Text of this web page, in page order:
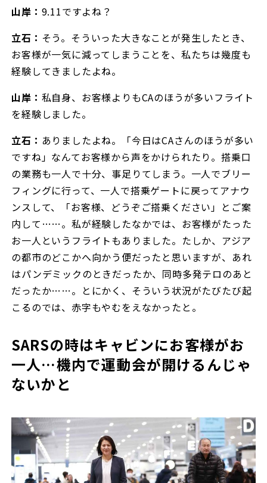
山岸： 9.11ですよね？
立石： そう。そういった大きなことが発生したとき、
お客様が一気に減ってしまうことを、私たちは幾度も
経験してきましたよね。
山岸： 私自身、お客様よりもCAのほうが多いフライト
を経験しました。
立石： ありましたよね。「今日はCAさんのほうが多い
ですね」なんてお客様から声をかけられたり。搭乗口
の業務も一人で十分、事足りてしまう。一人でブリー
フィングに行って、一人で搭乗ゲートに戻ってアナウ
ンスして、「お客様、どうぞご搭乗ください」とご案
内して……。私が経験したなかでは、お客様がたった
お一人というフライトもありました。たしか、アジア
の都市のどこかへ向かう便だったと思いますが、あれ
はパンデミックのときだったか、同時多発テロのあと
だったか……。とにかく、そういう状況がたびたび起
こるのでは、赤字もやむをえなかったと。
SARSの時はキャビンにお客様がお
一人…機内で運動会が開けるんじゃ
ないかと